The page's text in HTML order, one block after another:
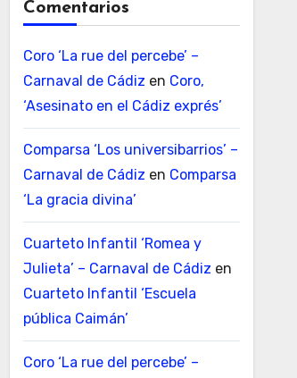
Comentarios
Coro ‘La rue del percebe’ –
Carnaval de Cádiz en Coro,
‘Asesinato en el Cádiz exprés’
Comparsa ‘Los universibarrios’ –
Carnaval de Cádiz en Comparsa
‘La gracia divina’
Cuarteto Infantil ‘Romea y
Julieta’ – Carnaval de Cádiz en
Cuarteto Infantil ‘Escuela
pública Caimán’
Coro ‘La rue del percebe’ –